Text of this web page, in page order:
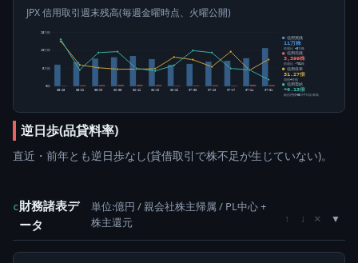
JPX 信用取引週末残高(毎週金曜時点、火曜公開)
0株
5万株
10万株
15万株
05-15 05-22 05-29 06-05 06-12 06-19 06-26 07-03 07-10 07-17 07-24 07-31
信用買残
11万株
前週比 +3万株
信用売残
3,399株
前週比 -751株
信用倍率
31.27倍
買残÷売残
信用需給
+0.13倍
純信用残÷5日平均出来高
逆日歩(品貸料率)
直近・前年とも逆日歩なし(貸借取引で株不足が生じていない)。
c財務諸表デ
ータ
単位:億円 / 親会社株主帰属 / PL中心 +
株主還元
↑ ↓ ×